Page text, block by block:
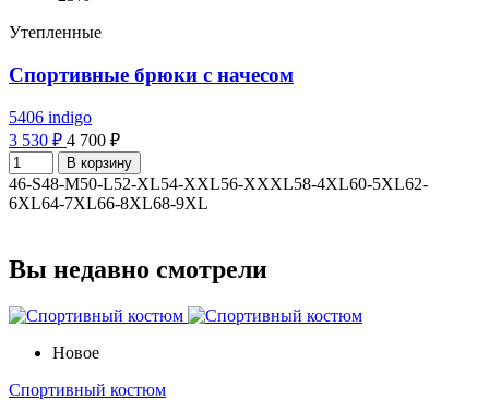
Утепленные
Спортивные брюки с начесом
5406 indigo
3 530 ₽ 4 700 ₽
В корзину
46-S48-M50-L52-XL54-XXL56-XXXL58-4XL60-5XL62-
6XL64-7XL66-8XL68-9XL
Вы недавно смотрели
Новое
Спортивный костюм